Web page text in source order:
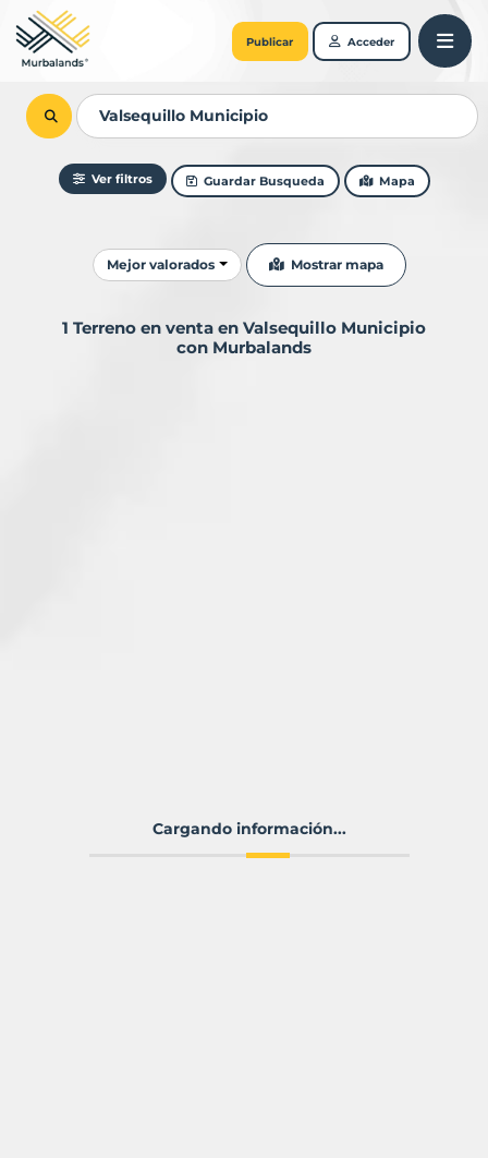
Publicar Acceder
Ver filtros Guardar Busqueda Mapa
Ordenar resultados
Mejor valorados Mostrar mapa
1 Terreno en venta en Valsequillo Municipio
con Murbalands
Cargando información...